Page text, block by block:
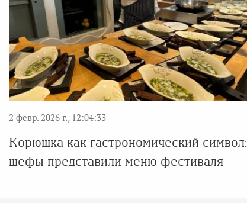
2 февр. 2026 г., 12:04:33
Корюшка как гастрономический символ:
шефы представили меню фестиваля